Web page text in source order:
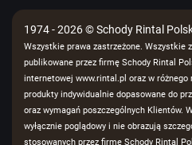
1974 - 2026 © Schody Rintal
Wszystkie prawa zastrzeżone. Wszystkie
publikowane przez firmę Schody Rintal
internetowej www.rintal.pl oraz w
produkty indywidualnie dopasowane do
oraz wymagań poszczególnych Klientów.
wyłącznie poglądowy i nie obrazują
stosowanych przez firmę Schody Rintal